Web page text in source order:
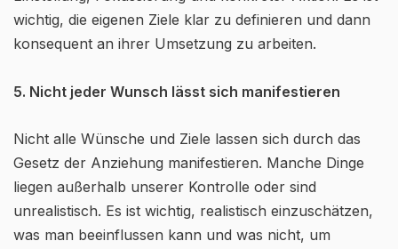
wichtig, die eigenen Ziele klar zu definieren und dann
konsequent an ihrer Umsetzung zu arbeiten.
5. Nicht jeder Wunsch lässt sich manifestieren
Nicht alle Wünsche und Ziele lassen sich durch das
Gesetz der Anziehung manifestieren. Manche Dinge
liegen außerhalb unserer Kontrolle oder sind
unrealistisch. Es ist wichtig, realistisch einzuschätzen,
was man beeinflussen kann und was nicht, um